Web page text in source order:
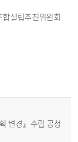
설립추진위원회
변경』수립 공청